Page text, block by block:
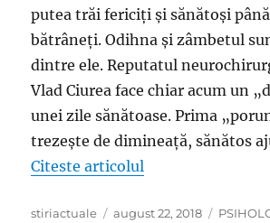
putea trăi fericiţi şi sănătoşi
bătrâneţi. Odihna şi zâmbetul
dintre ele. Reputatul
Vlad Ciurea face chiar acum un
unei zile sănătoase. Prima
trezeşte de dimineaţă, sănătos
Citeste articolul
Author
stiriactuale
Posted
august 22, 2018